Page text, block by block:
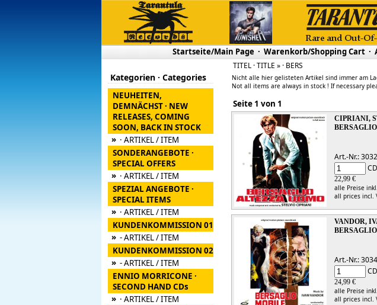
Startseite/Main Page· Warenkorb/Shopping Cart·
Kategorien · Categories
NEUHEITEN,
DEMNÄCHST · NEW
RELEASES, COMING
SOON, BACK IN STOCK
» · ARTIKEL / ITEM
SONDERANGEBOTE ·
SPECIAL OFFERS
» · ARTIKEL / ITEM
SPEZIAL ANGEBOTE ·
SPECIAL ITEMS
» · ARTIKEL / ITEM
KUNDENKOMMISSION 01
» - ARTIKEL / ITEM
KUNDENKOMMISSION 02
» - ARTIKEL / ITEM
ENNIO MORRICONE ·
SECOND HAND CDs
» · ARTIKEL / ITEM
TITEL · TITLE » · BERS
Nicht alle hier gelisteten Artikel sind immer am
Not all items are always in stock ! If necessary
Seite 1 von 1
CIPRIANI,
Art.-Nr.:
CD
22,99 €
alle Preise
all prices incl.
VANDOR,
Art.-Nr.:
CD
24,99 €
alle Preise
all prices incl.